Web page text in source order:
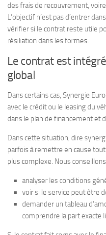
des frais de recouvrement,
L’objectif n’est pas d’entrer
vérifier si le contrat reste utile
résiliation dans les formes.
Le contrat est
global
Dans certains cas, Synergie
avec le crédit ou le leasing du
dans le plan de financement et
Dans cette situation, dire
parfois à remettre en cause
plus complexe. Nous
analyser les conditions
voir si le service peut être
demander un tableau
comprendre la part exacte